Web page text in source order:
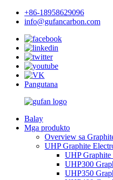
+86-18958629096
info@gufancarbon.com
Pangutana
Balay
Mga produkto
Overview sa
UHP Graphite
UHP
UHP300
UHP350